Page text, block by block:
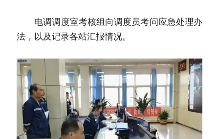
电调调度室考核组向调度员考问应急处理办
法，以及记录各站汇报情况。